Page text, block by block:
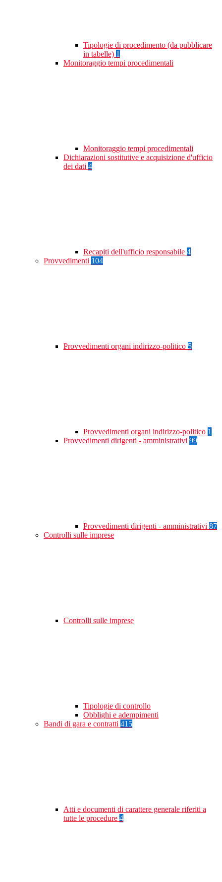
Tipologie di procedimento (da pubblicare
in tabelle) 1
Monitoraggio tempi procedimentali
Monitoraggio tempi procedimentali
Dichiarazioni sostitutive e acquisizione d'ufficio
dei dati 4
Recapiti dell'ufficio responsabile 4
Provvedimenti 104
Provvedimenti organi indirizzo-politico 5
Provvedimenti organi indirizzo-politico 1
Provvedimenti dirigenti - amministrativi 99
Provvedimenti dirigenti - amministrativi 87
Controlli sulle imprese
Controlli sulle imprese
Tipologie di controllo
Obblighi e adempimenti
Bandi di gara e contratti 415
Atti e documenti di carattere generale riferiti a
tutte le procedure 4